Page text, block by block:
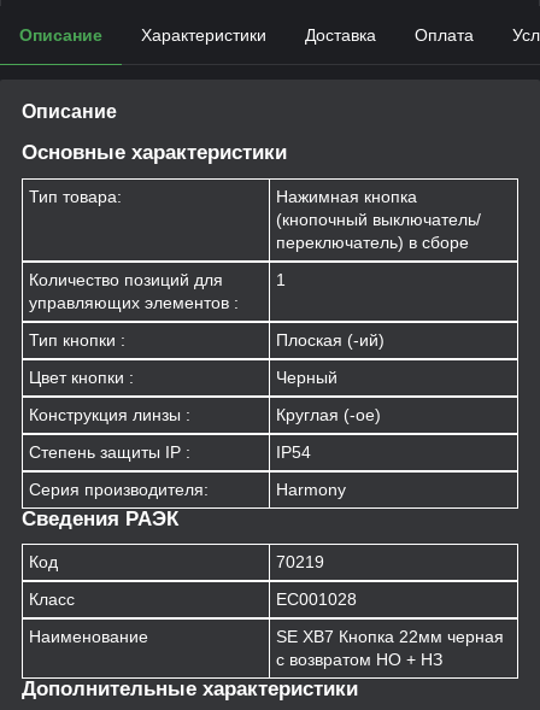
Описание Характеристики Доставка Оплата
Описание
Основные характеристики
Тип товара:
Нажимная кнопка
(кнопочный выключатель/
переключатель) в сборе
Количество позиций для
управляющих элементов :
1
Тип кнопки :
Плоская (-ий)
Цвет кнопки :
Черный
Конструкция линзы :
Круглая (-ое)
Степень защиты IP :
IP54
Серия производителя:
Harmony
Сведения РАЭК
Код
70219
Класс
EC001028
Наименование
SE XB7 Кнопка 22мм черная
с возвратом НО + НЗ
Дополнительные характеристики